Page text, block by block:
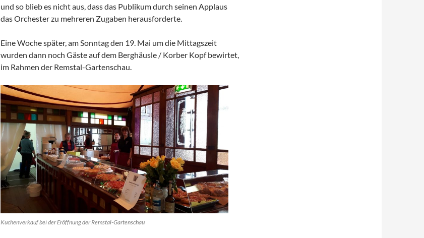
und so blieb es nicht aus, dass das Publikum durch seinen Applaus
das Orchester zu mehreren Zugaben herausforderte.
Eine Woche später, am Sonntag den 19. Mai um die Mittagszeit
wurden dann noch Gäste auf dem Berghäusle / Korber Kopf bewirtet,
im Rahmen der Remstal-Gartenschau.
Kuchenverkauf bei der Eröffnung der Remstal-Gartenschau